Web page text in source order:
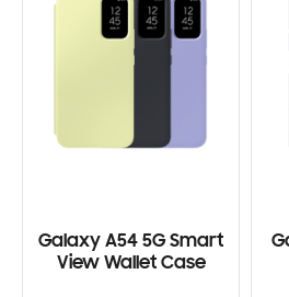
Galaxy A54 5G Smart
View Wallet Case